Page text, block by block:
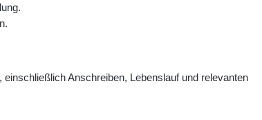
Anschreiben, Lebenslauf und relevanten